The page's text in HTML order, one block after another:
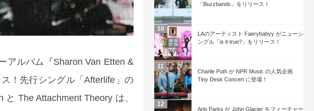
アルバム『Sharon Van Etten &
！先行シングル「Afterlife」の
The Attachment Theory は、
「Buzzbands」をリリース！
LAのアーティスト Faerybabyy がニューシ
ングル「is it true?」をリリース！
Charlie Puth が NPR Music の人気企画
Tiny Desk Concert に登場！
Arlo Parks が John Glacier をフィーチャー